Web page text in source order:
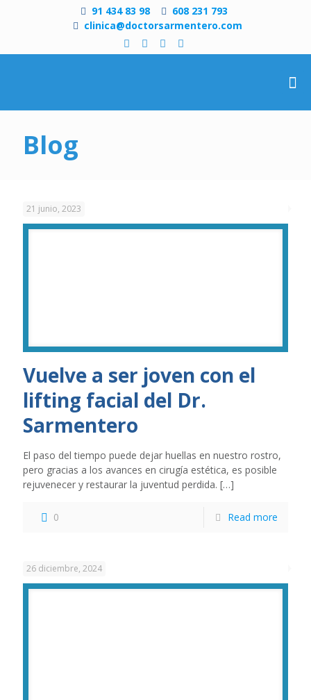
91 434 83 98
608 231 793
clinica@doctorsarmentero.com
Blog
21 junio, 2023
Vuelve a ser joven con el
lifting facial del Dr.
Sarmentero
El paso del tiempo puede dejar huellas en nuestro rostro,
pero gracias a los avances en cirugía estética, es posible
rejuvenecer y restaurar la juventud perdida. […]
0 Read more
26 diciembre, 2024